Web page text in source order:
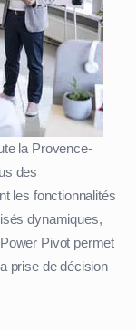
la Provence-
des
les fonctionnalités
dynamiques,
Pivot permet
prise de décision